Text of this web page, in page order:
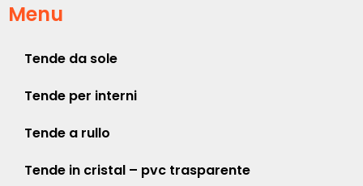
Menu
Tende da sole
Tende per interni
Tende a rullo
Tende in cristal – pvc trasparente